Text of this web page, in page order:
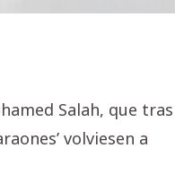
Salah, que tras
volviesen a